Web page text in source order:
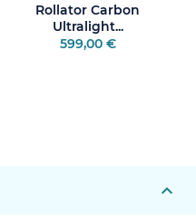
Rollator Carbon
Ultralight...
599,00 €